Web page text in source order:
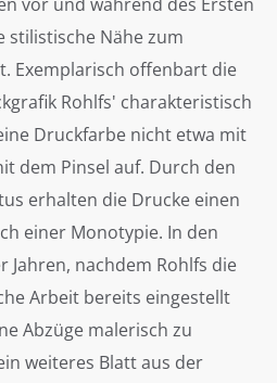
stilistische Nähe zum
Exemplarisch offenbart die
Rohlfs' charakteristisch
Druckfarbe nicht etwa mit
dem Pinsel auf. Durch den
erhalten die Drucke einen
einer Monotypie. In den
Jahren, nachdem Rohlfs die
Arbeit bereits eingestellt
Abzüge malerisch zu
weiteres Blatt aus der